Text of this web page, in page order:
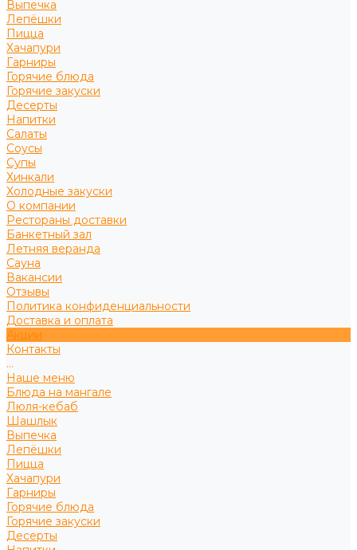
Выпечка
Лепёшки
Пицца
Хачапури
Гарниры
Горячие блюда
Горячие закуски
Десерты
Напитки
Салаты
Соусы
Супы
Хинкали
Холодные закуски
О компании
Рестораны доставки
Банкетный зал
Летняя веранда
Сауна
Вакансии
Отзывы
Политика конфиденциальности
Доставка и оплата
Акции
Контакты
...
Наше меню
Блюда на мангале
Люля-кебаб
Шашлык
Выпечка
Лепёшки
Пицца
Хачапури
Гарниры
Горячие блюда
Горячие закуски
Десерты